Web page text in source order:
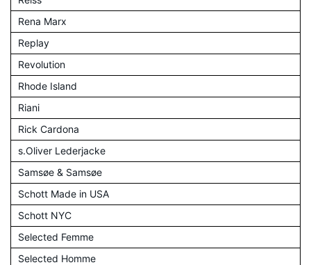
Rena Marx
Replay
Revolution
Rhode Island
Riani
Rick Cardona
s.Oliver Lederjacke
Samsøe & Samsøe
Schott Made in USA
Schott NYC
Selected Femme
Selected Homme